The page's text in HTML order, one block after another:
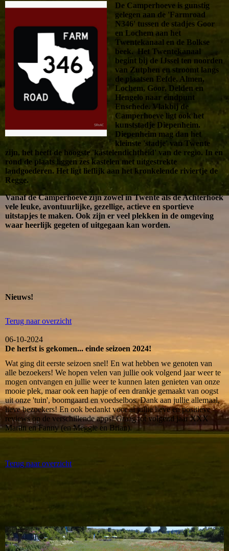
De Camperhoeve is gunstig
gelegen aan de 'Farmroad
N346' tussen de stadjes Goor
en Lochem aan het
Twentekanaal en de Bolkse
beek. Het Twentekanaal
begint bij de IJssel ten noorden
van Zutphen en stroomt langs
de plaatsen Eefde, Almen,
Lochem, Goor, Delden en
Hengelo naar eindpunt
Enschede. Vlakbij de
Camperhoeve ligt ook het
kunststadje Diepenheim.
Diepenheim mag dan het
kleinste 'stadje' van Twente
zijn, het heeft de hoogste 'kastelendichtheid' van de regio. In en
rond de plaats liggen zes kastelen met uitgestrekte
landgoederen. Het ligt lieflijk aan het kronkelende riviertje de
Regge.
Vanaf de Camperhoeve zijn zowel in Twente als de Achterhoek
vele leuke, avontuurlijke, gezellige, actieve en sportieve
uitstapjes te maken. Ook zijn er veel plekken in de omgeving
waar heerlijk gegeten of uitgegaan kan worden.
Nieuws!
Terug naar overzicht
06-10-2024
De herfst is gekomen... einde seizoen 2024!
Wat ging dit eerste seizoen snel! En wat hebben we genoten van
alle bezoekers! We hopen velen van jullie ook volgend jaar weer te
mogen ontvangen en jullie weer te kunnen laten genieten van onze
mooie plek, maar ook een hapje of een drankje gemaakt van oogst
uit onze 'tuin', boomgaard en voedselbos. Dank aan jullie allemaal,
lieve bezoekers! En ook bedankt voor al jullie lieve en positieve
reviews op de verschillende apps! Graag tot volgend jaar XXX
Martin en Fanny (en Meggie en Brian).
Terug naar overzicht